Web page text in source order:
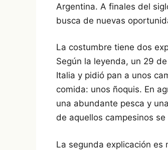
Argentina. A finales del
busca de nuevas
La costumbre tiene dos
Según la leyenda, un 29
Italia y pidió pan a unos
comida: unos ñoquis. En
una abundante pesca y
de aquellos campesinos
La segunda explicación es